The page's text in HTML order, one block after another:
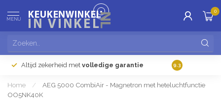
MENU
0
Altijd zekerheid met volledige garantie Gratis
9.3
Home /
AEG 5000 CombiAir - Magnetron met heteluchtfunctie
OO5NK40K